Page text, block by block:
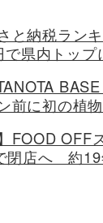
と納税ラン
県内トップ
前に初の植
FOOD OFF
閉店へ 約19